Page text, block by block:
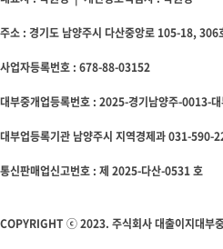
주소 : 경기도 남양주시 다산중앙로 105-18, 306
사업자등록번호 : 678-88-03152
대부중개업등록번호 : 2025-경기남양주-0013-대
대부업등록기관 남양주시 지역경제과 031-590-
통신판매업신고번호 : 제 2025-다산-0531 호
COPYRIGHT ⓒ 2023. 주식회사 대출이지대부